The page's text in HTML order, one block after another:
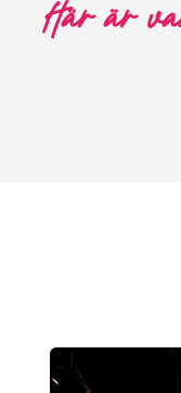
Här är